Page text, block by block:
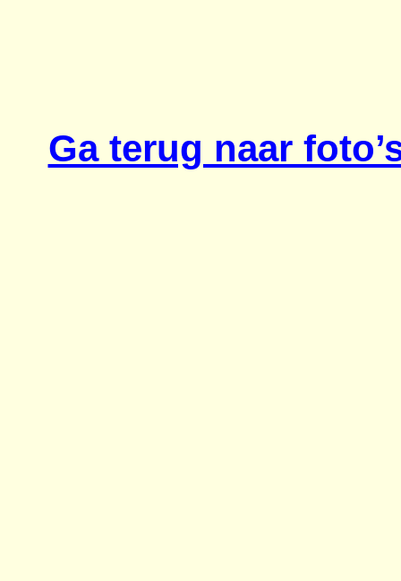
Ga terug naar